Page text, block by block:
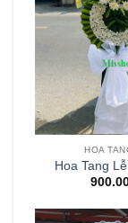
HOA
Hoa Tang